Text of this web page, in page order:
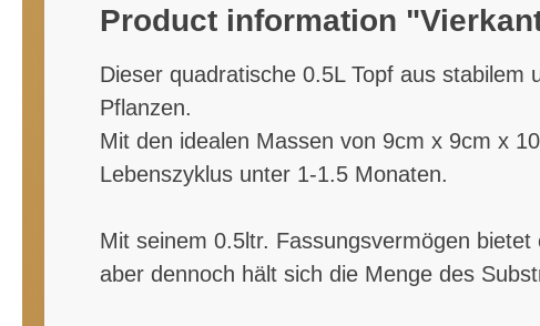
Product information
Dieser quadratische 0.5L Topf aus
Pflanzen.
Mit den idealen Massen von 9cm x 9cm x
Lebenszyklus unter 1-1.5 Monaten.
Mit seinem 0.5ltr. Fassungsvermögen
aber dennoch hält sich die Menge des